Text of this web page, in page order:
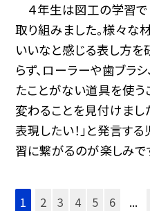
４年生は図工の学習で
取り組みました。様々な
いいなと感じる表し方を
らず、ローラーや歯ブラ
たことがない道具を使う
変わることを見付けまし
表現したい！」と発言す
習に繋がるのが楽しみで
1 2 3 4 5 6 ...